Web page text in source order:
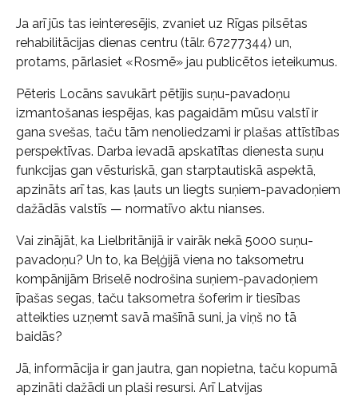
Ja arī jūs tas ieinteresējis, zvaniet uz Rīgas pilsētas
rehabilitācijas dienas centru (tālr. 67277344) un,
protams, pārlasiet «Rosmē» jau publicētos ieteikumus.
Pēteris Locāns savukārt pētījis suņu-pavadoņu
izmantošanas iespējas, kas pagaidām mūsu valstī ir
gana svešas, taču tām nenoliedzami ir plašas attīstības
perspektīvas. Darba ievadā apskatītas dienesta suņu
funkcijas gan vēsturiskā, gan starptautiskā aspektā,
apzināts arī tas, kas ļauts un liegts suņiem-pavadoņiem
dažādās valstīs — normatīvo aktu nianses.
Vai zinājāt, ka Lielbritānijā ir vairāk nekā 5000 suņu-
pavadoņu? Un to, ka Beļģijā viena no taksometru
kompānijām Briselē nodrošina suņiem-pavadoņiem
īpašas segas, taču taksometra šoferim ir tiesības
atteikties uzņemt savā mašīnā suni, ja viņš no tā
baidās?
Jā, informācija ir gan jautra, gan nopietna, taču kopumā
apzināti dažādi un plaši resursi. Arī Latvijas